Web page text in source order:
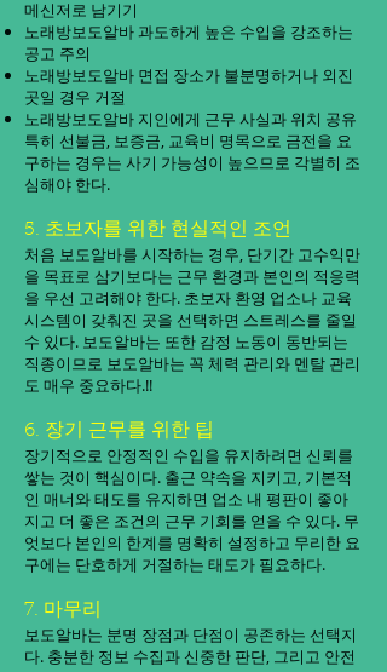
메신저로 남기기
노래방보도알바 과도하게 높은 수입을 강조하는
공고 주의
노래방보도알바 면접 장소가 불분명하거나 외진
곳일 경우 거절
노래방보도알바 지인에게 근무 사실과 위치 공유
특히 선불금, 보증금, 교육비 명목으로 금전을 요
구하는 경우는 사기 가능성이 높으므로 각별히 조
심해야 한다.
5. 초보자를 위한 현실적인 조언
처음 보도알바를 시작하는 경우, 단기간 고수익만
을 목표로 삼기보다는 근무 환경과 본인의 적응력
을 우선 고려해야 한다. 초보자 환영 업소나 교육
시스템이 갖춰진 곳을 선택하면 스트레스를 줄일
수 있다. 보도알바는 또한 감정 노동이 동반되는
직종이므로 보도알바는 꼭 체력 관리와 멘탈 관리
도 매우 중요하다.!!
6. 장기 근무를 위한 팁
장기적으로 안정적인 수입을 유지하려면 신뢰를
쌓는 것이 핵심이다. 출근 약속을 지키고, 기본적
인 매너와 태도를 유지하면 업소 내 평판이 좋아
지고 더 좋은 조건의 근무 기회를 얻을 수 있다. 무
엇보다 본인의 한계를 명확히 설정하고 무리한 요
구에는 단호하게 거절하는 태도가 필요하다.
7. 마무리
보도알바는 분명 장점과 단점이 공존하는 선택지
다. 충분한 정보 수집과 신중한 판단, 그리고 안전